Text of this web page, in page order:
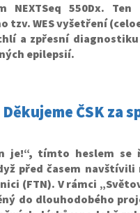
NEXTSeq 550Dx.
WES vyšetření
a zpřesní
epilepsií.
ČSK za
je!“, tímto heslem se
před časem navštívili
(FTN). V rámci
do dlouhodobého